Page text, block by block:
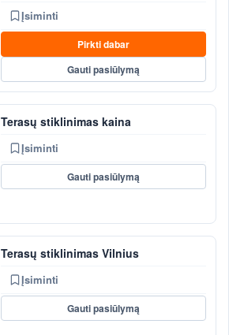
Įsiminti
Pirkti dabar
Gauti pasiūlymą
Terasų stiklinimas kaina
Įsiminti
Gauti pasiūlymą
Terasų stiklinimas Vilnius
Įsiminti
Gauti pasiūlymą